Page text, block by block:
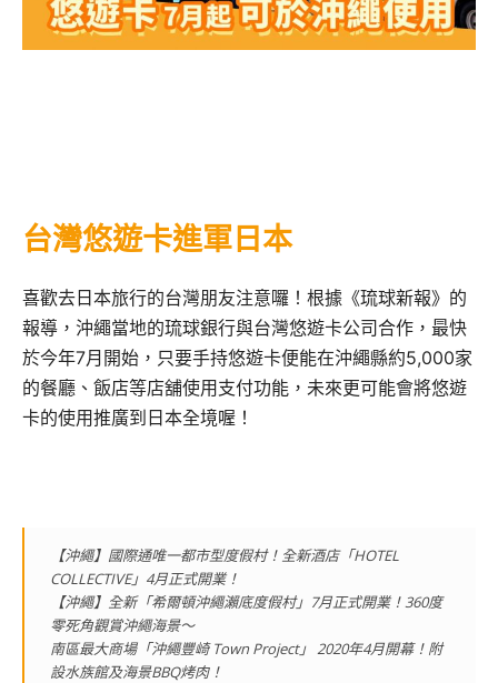
台灣悠遊卡進軍日本
喜歡去日本旅行的台灣朋友注意囉！根據《琉球新報》的
報導，沖繩當地的琉球銀行與台灣悠遊卡公司合作，最快
於今年7月開始，只要手持悠遊卡便能在沖繩縣約5,000家
的餐廳、飯店等店舖使用支付功能，未來更可能會將悠遊
卡的使用推廣到日本全境喔！
【沖繩】國際通唯一都市型度假村！全新酒店「HOTEL
COLLECTIVE」4月正式開業！
【沖繩】全新「希爾頓沖繩瀨底度假村」7月正式開業！360度
零死角觀賞沖繩海景～
南區最大商場「沖繩豐崎 Town Project」 2020年4月開幕！附
設水族館及海景BBQ烤肉！